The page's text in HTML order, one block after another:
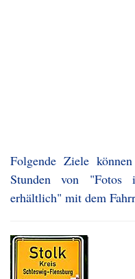
Folgende Ziele
Stunden von "Fotos
erhältlich" mit dem